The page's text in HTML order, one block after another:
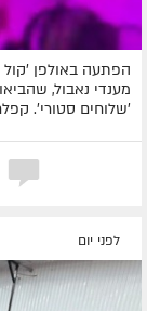
הפתעה באולפן 'קול
מענדי נאבול,
'שלוחים סטורי'.
לפני יום